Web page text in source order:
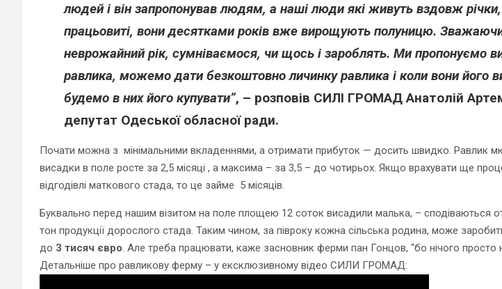
людей і він запропонував людям, а наші люди які живуть вздовж
працьовиті, вони десятками років вже вирощують полуницю.
неврожайний рік, сумніваємося, чи щось і зароблять. Ми пропонуємо
равлика, можемо дати безкоштовно личинку равлика і коли вони його
будемо в них його купувати”, – розповів СИЛІ ГРОМАДАнатолій
депутат Одеської обласної ради.
Почати можна з мінімальними вкладеннями, а отримати прибуток — досить швидко. Равлик
висадки в поле росте за 2,5 місяці , а максима – за 3,5 – до чотирьох. Якщо врахувати ще
відгодівлі маткового стада, то це займе 5 місяців.
Буквально перед нашим візитом на поле площею 12 соток висадили малька, – сподіваються
тон продукції дорослого стада. Таким чином, за півроку кожна сільська родина, може
до 3 тисяч євро. Але треба працювати, каже засновник ферми пан Гонцов, “бо нічого просто
Детальніше про равликову ферму – у ексклюзивному відео СИЛИ ГРОМАД: